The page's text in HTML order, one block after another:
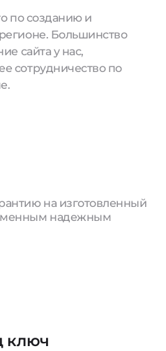
по созданию и
Большинство
сайта у нас,
сотрудничество по
на изготовленный
надежным
ключ